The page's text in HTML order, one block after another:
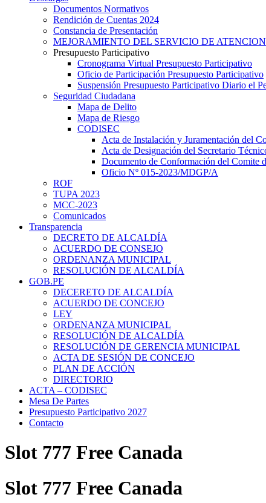
Documentos Normativos
Rendición de Cuentas 2024
Constancia de Presentación
MEJORAMIENTO DEL SERVICIO DE
Presupuesto Participativo
Cronograma Virtual Presupuesto Participativo
Oficio de Participación Presupuesto Participativo
Suspensión Presupuesto Participativo Diario el
Seguridad Ciudadana
Mapa de Delito
Mapa de Riesgo
CODISEC
Acta de Instalación y Juramentación del
Acta de Designación del Secretario
Documento de Conformación del Comite
Oficio Nº 015-2023/MDGP/A
ROF
TUPA 2023
MCC-2023
Comunicados
Transparencia
DECRETO DE ALCALDÍA
ACUERDO DE CONSEJO
ORDENANZA MUNICIPAL
RESOLUCIÓN DE ALCALDÍA
GOB.PE
DECERETO DE ALCALDÍA
ACUERDO DE CONCEJO
LEY
ORDENANZA MUNICIPAL
RESOLUCIÓN DE ALCALDÍA
RESOLUCIÓN DE GERENCIA MUNICIPAL
ACTA DE SESIÓN DE CONCEJO
PLAN DE ACCIÓN
DIRECTORIO
ACTA – CODISEC
Mesa De Partes
Presupuesto Participativo 2027
Contacto
Slot 777 Free Canada
Slot 777 Free Canada